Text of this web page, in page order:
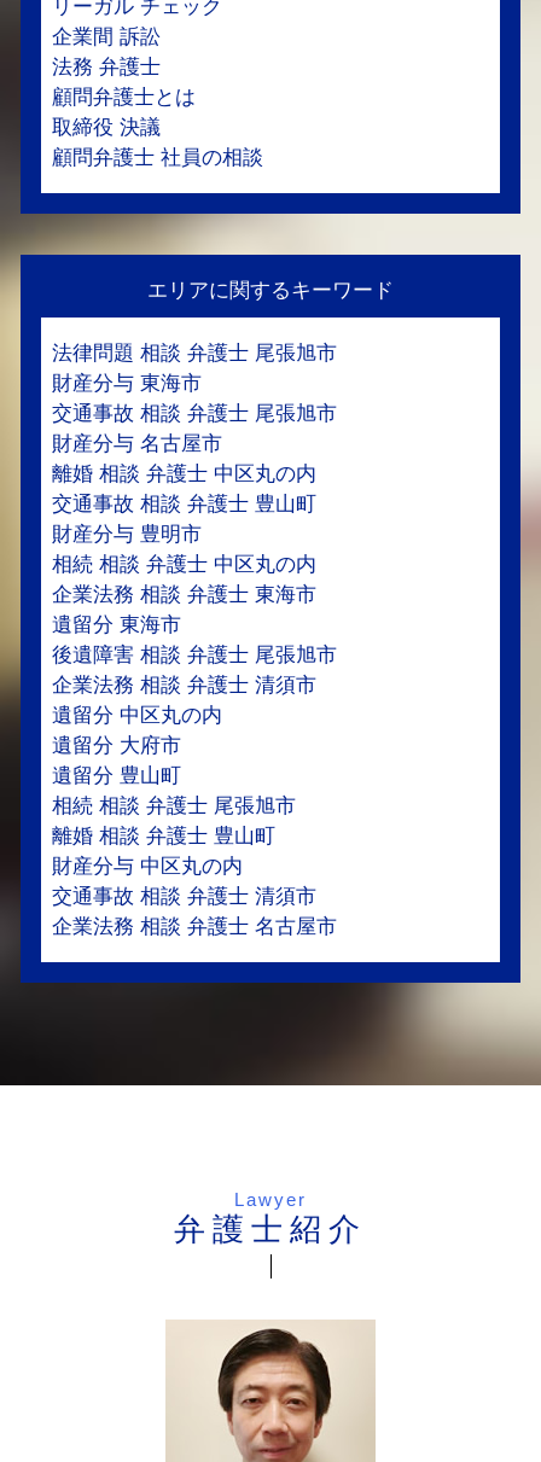
リーガル チェック
企業間 訴訟
法務 弁護士
顧問弁護士とは
取締役 決議
顧問弁護士 社員の相談
エリアに関するキーワード
法律問題 相談 弁護士 尾張旭市
財産分与 東海市
交通事故 相談 弁護士 尾張旭市
財産分与 名古屋市
離婚 相談 弁護士 中区丸の内
交通事故 相談 弁護士 豊山町
財産分与 豊明市
相続 相談 弁護士 中区丸の内
企業法務 相談 弁護士 東海市
遺留分 東海市
後遺障害 相談 弁護士 尾張旭市
企業法務 相談 弁護士 清須市
遺留分 中区丸の内
遺留分 大府市
遺留分 豊山町
相続 相談 弁護士 尾張旭市
離婚 相談 弁護士 豊山町
財産分与 中区丸の内
交通事故 相談 弁護士 清須市
企業法務 相談 弁護士 名古屋市
Lawyer
弁護士紹介